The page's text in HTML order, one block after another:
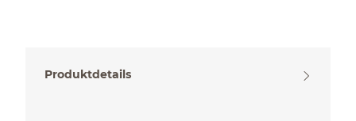
Produktdetails